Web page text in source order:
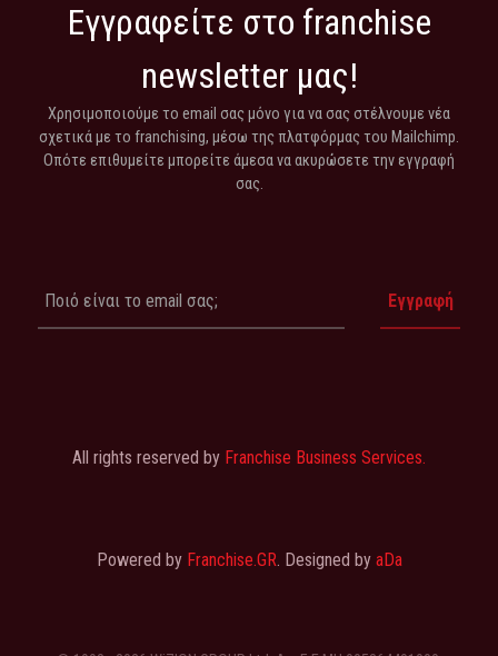
Εγγραφείτε στο franchise
newsletter μας!
Χρησιμοποιούμε το email σας μόνο για να σας στέλνουμε νέα
σχετικά με το franchising, μέσω της πλατφόρμας του Mailchimp.
Οπότε επιθυμείτε μπορείτε άμεσα να ακυρώσετε την εγγραφή
σας.
All rights reserved by Franchise Business Services.
Powered by Franchise.GR. Designed by aDa